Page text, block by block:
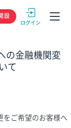
GMOクリック
設
の金融機関変
て
をご希望のお客様へ